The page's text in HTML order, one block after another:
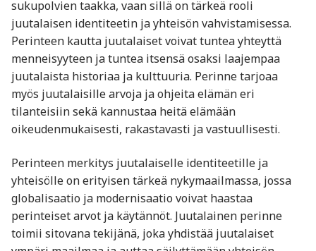
sukupolvien taakka, vaan sillä on tärkeä rooli
juutalaisen identiteetin ja yhteisön vahvistamisessa.
Perinteen kautta juutalaiset voivat tuntea yhteyttä
menneisyyteen ja tuntea itsensä osaksi laajempaa
juutalaista historiaa ja kulttuuria. Perinne tarjoaa
myös juutalaisille arvoja ja ohjeita elämän eri
tilanteisiin sekä kannustaa heitä elämään
oikeudenmukaisesti, rakastavasti ja vastuullisesti.
Perinteen merkitys juutalaiselle identiteetille ja
yhteisölle on erityisen tärkeä nykymaailmassa, jossa
globalisaatio ja modernisaatio voivat haastaa
perinteiset arvot ja käytännöt. Juutalainen perinne
toimii sitovana tekijänä, joka yhdistää juutalaiset